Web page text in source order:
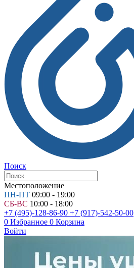
Поиск
Местоположение
ПН-ПТ 09:00 - 19:00
СБ-ВС 10:00 - 18:00
+7 (495)-128-86-90 +7 (917)-542-50-00
0 Избранное 0 Корзина
Войти